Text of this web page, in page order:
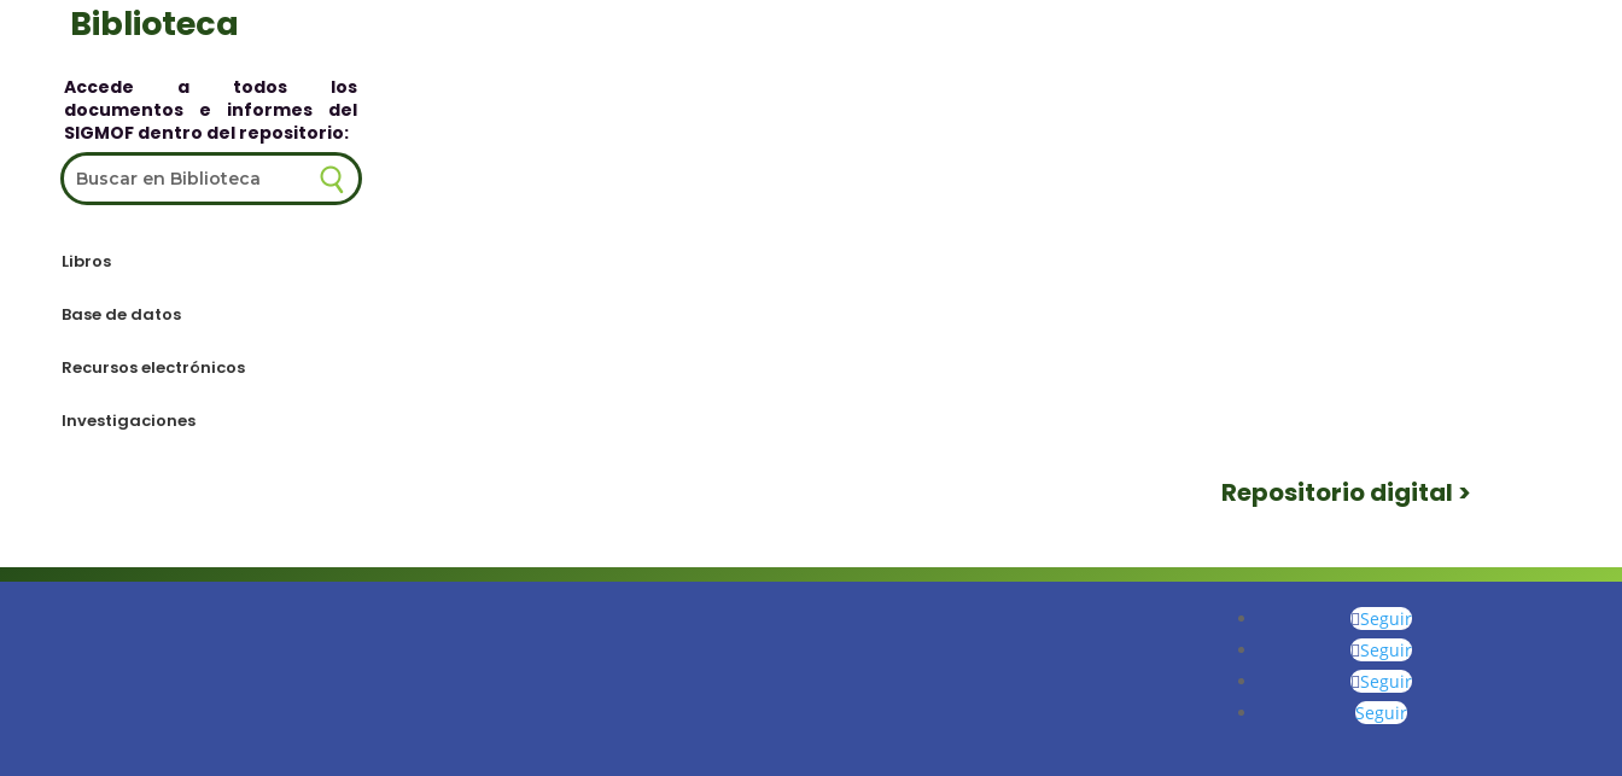
Biblioteca
Accede a todos los
documentos e informes del
SIGMOF dentro del repositorio:
Libros
Base de datos
Recursos electrónicos
Investigaciones
Repositorio digital >
Seguir
Seguir
Seguir
Seguir